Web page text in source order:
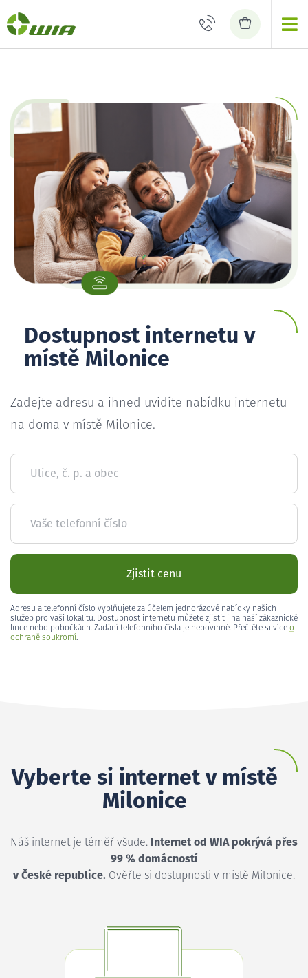
Dostupnost internetu v
místě Milonice
Zadejte adresu a ihned uvidíte nabídku internetu
na doma v místě Milonice.
Ulice, č. p. a obec
Vaše telefonní číslo
Zjistit cenu
Adresu a telefonní číslo vyplňujete za účelem jednorázové nabídky našich
služeb pro vaši lokalitu. Dostupnost internetu můžete zjistit i na naší zákaznické
lince nebo pobočkách. Zadání telefonního čísla je nepovinné. Přečtěte si více o
ochraně soukromí.
Vyberte si internet v místě
Milonice
Náš internet je téměř všude. Internet od WIA pokrývá přes
99 % domácností
v České republice. Ověřte si dostupnosti v místě Milonice.